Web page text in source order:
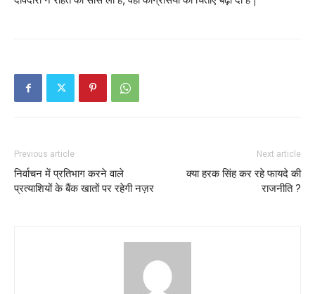
Previous article
निर्वाचन में प्रतिभाग करने वाले
प्रत्याशियों के बैंक खातों पर रहेगी नज़र
Next article
क्या हरक सिंह कर रहे फायदे की
राजनीति ?